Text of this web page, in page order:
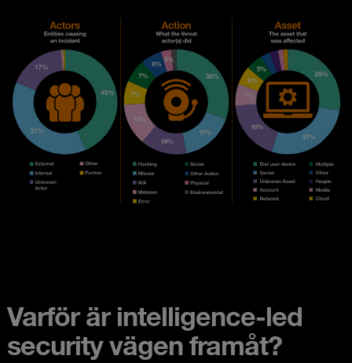
Varför är intelligence-led
security vägen framåt?